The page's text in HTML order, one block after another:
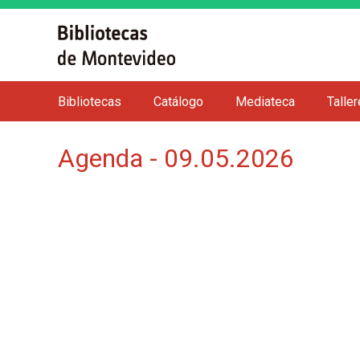
Agenda - 09.05.2026
n
Bibliotecas Catálogo Mediateca